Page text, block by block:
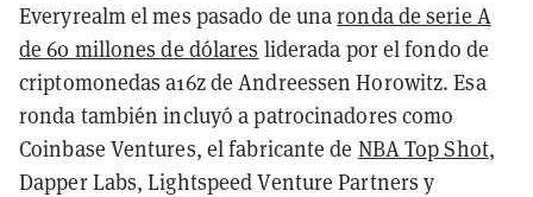
Everyrealm el mes pasado de unaronda de serie A
de 60 millones de dólares liderada por el fondo de
criptomonedas a16z de Andreessen Horowitz. Esa
ronda también incluyó a patrocinadores como
Coinbase Ventures, el fabricante de NBA Top Shot,
Dapper Labs, Lightspeed Venture Partners y